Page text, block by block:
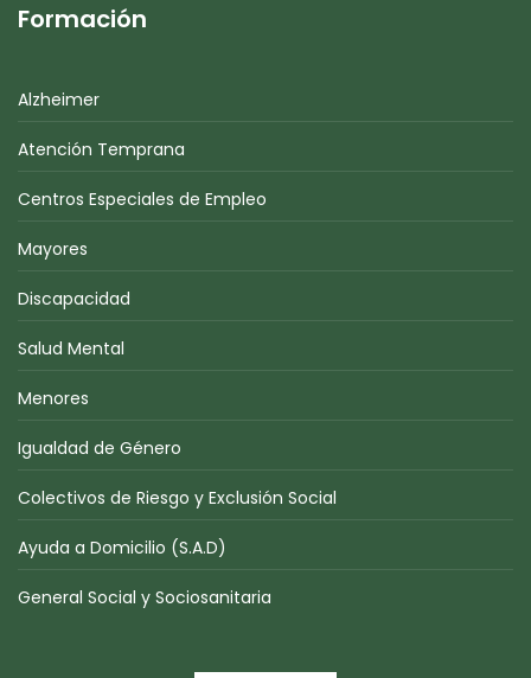
Formación
Alzheimer
Atención Temprana
Centros Especiales de Empleo
Mayores
Discapacidad
Salud Mental
Menores
Igualdad de Género
Colectivos de Riesgo y Exclusión Social
Ayuda a Domicilio (S.A.D)
General Social y Sociosanitaria